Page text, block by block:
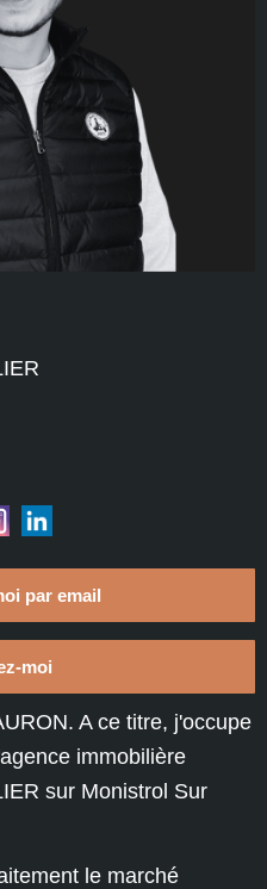
par email
moi
A ce titre, j'occupe
agence immobilière
sur Monistrol Sur
le marché